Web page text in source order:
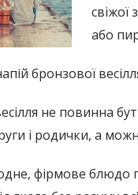
свіжої
або
бронзової
не повинна
і родички, а
фірмове блюдо